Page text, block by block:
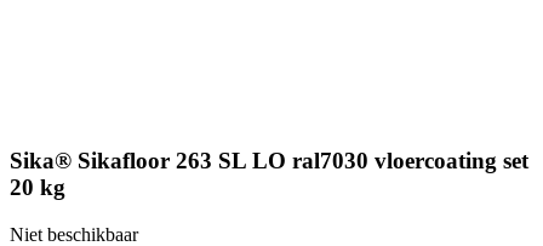
Sika® Sikafloor 263 SL LO ral7030 vloercoating set
20 kg
Niet beschikbaar